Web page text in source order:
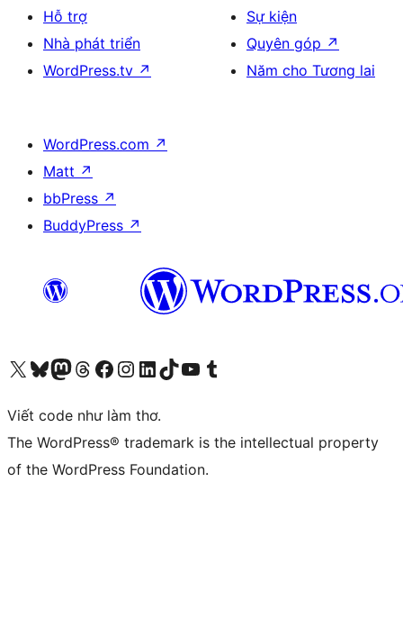
Hỗ trợ
Nhà phát triển
WordPress.tv ↗
Sự kiện
Quyên góp ↗
Năm cho Tương lai
WordPress.com ↗
Matt ↗
bbPress ↗
BuddyPress ↗
Truy cập tài khoản X (trước đây là Twitter) của chúng tôiVisit our Bluesky account
Visit our Mastodon account
Visit our Threads account
Xem trang Facebook của chúng tôiTruy cập tài khoản Instagram của chúng tôiTruy cập tài khoản LinkedIn của chúng tôiVisit our TikTok account
Truy cập kênh YouTube của chúng tôi Visit our Tumblr account
Viết code như làm thơ.
The WordPress® trademark is the intellectual property
of the WordPress Foundation.